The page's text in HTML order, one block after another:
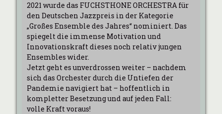
2021 wurde das FUCHSTHONE ORCHESTRA für
den Deutschen Jazzpreis in der Kategorie
„Großes Ensemble des Jahres“ nominiert. Das
spiegelt die immense Motivation und
Innovationskraft dieses noch relativ jungen
Ensembles wider.
Jetzt geht es unverdrossen weiter – nachdem
sich das Orchester durch die Untiefen der
Pandemie navigiert hat – hoffentlich in
kompletter Besetzung und auf jeden Fall:
volle Kraft voraus!